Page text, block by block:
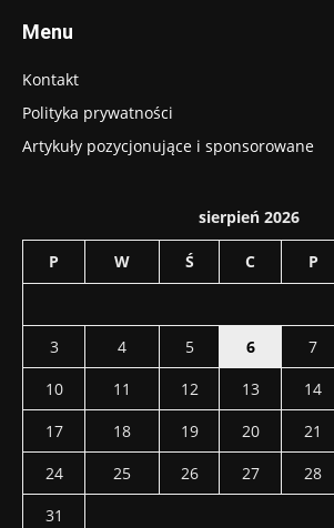
Menu
Kontakt
Polityka prywatności
Artykuły pozycjonujące i sponsorowane
sierpień 2026
P W Ś C P
3
4 5 6 7
10
11 12 13 14
17
18 19 20 21
24
25 26 27 28
31